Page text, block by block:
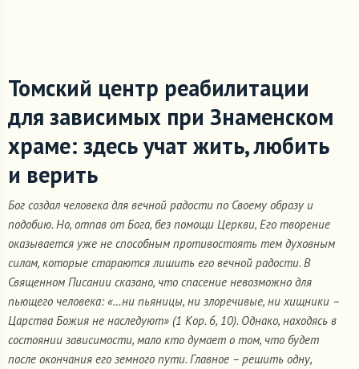
Томский центр реабилитации
для зависимых при Знаменском
храме: здесь учат жить, любить
и верить
Бог создал человека для вечной радости по Своему образу и
подобию. Но, отпав от Бога, без помощи Церкви, Его творение
оказывается уже не способным противостоять тем духовным
силам, которые стараются лишить его вечной радости. В
Священном Писании сказано, что спасение невозможно для
пьющего человека: «…ни пьяницы, ни злоречивые, ни хищники –
Царства Божия не наследуют» (1 Кор. 6, 10). Однако, находясь в
состоянии зависимости, мало кто думает о том, что будет
после окончания его земного пути. Главное – решить одну,